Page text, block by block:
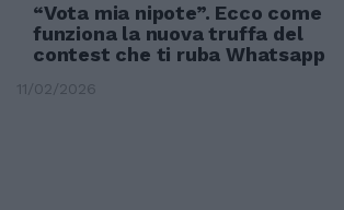
“Vota mia nipote”. Ecco come
funziona la nuova truffa del
contest che ti ruba Whatsapp
11/02/2026